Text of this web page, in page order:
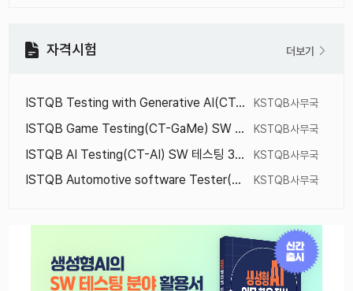
자격시험 더보기
ISTQB Testing with Generative AI(CT-GenAI) 국제자격시험 1회 정기(한/영) 2026년 8월 26일 KSTQB사무국
ISTQB Game Testing(CT-GaMe) SW 테스팅 3회 정기(한글) 국제자격시험 2026년 8월 26일 KSTQB사무국
ISTQB AI Testing(CT-AI) SW 테스팅 3회 정기(한/영) 국제자격시험 2026년 8월 26일 KSTQB사무국
ISTQB Automotive software Tester(CT-AuT) 3회 정기(한/영) 국제자격시험 2026년 8월 26일 KSTQB사무국